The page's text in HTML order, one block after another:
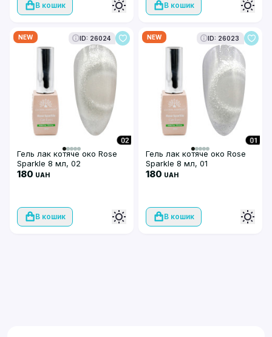
В кошик В кошик
NEW ID: 26024
Гель лак котяче око Rose
Sparkle 8 мл, 02
180 UAH
В кошик
NEW ID: 26023
Гель лак котяче око Rose
Sparkle 8 мл, 01
180 UAH
В кошик